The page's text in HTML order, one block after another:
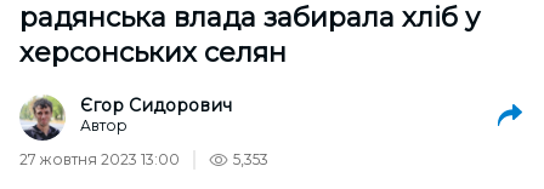
радянська влада забирала хліб у
херсонських селян
Єгор Сидорович
Автор
27 жовтня 2023 13:00
5,353